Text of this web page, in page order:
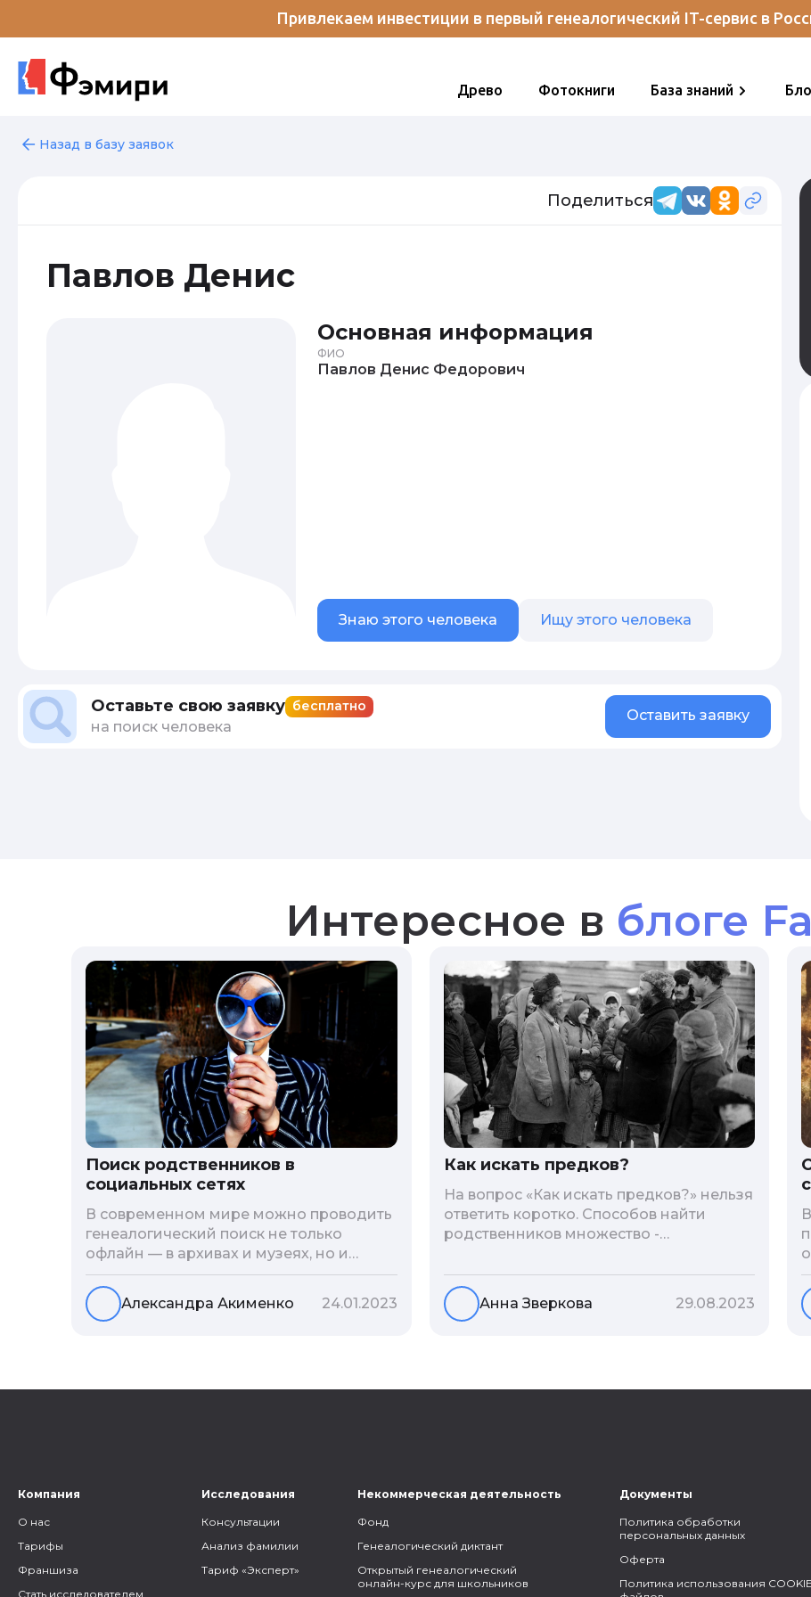
Привлекаем инвестиции в первый генеалогический IT-сервис в
Древо Фотокниги База знаний
Назад в базу заявок
Поделиться
Павлов Денис
Основная информация
ФИО
Павлов Денис Федорович
Знаю этого человека Ищу этого человека
Оставьте свою заявку бесплатно
на поиск человека
Оставить заявку
Интересное в блоге
Поиск родственников в
социальных сетях
В современном мире можно проводить
генеалогический поиск не только
офлайн — в архивах и музеях, но и
воспользоваться интернетом. Сегодня
мы расскажем вам как и в каких
социальных сетях можно провести
то, как грамотно построить с ними
Александра Акименко 24.01.2023
Как искать предков?
На вопрос «Как искать предков?» нельзя
ответить коротко. Способов найти
родственников множество -
социальные сети, ДНК-тесты, онлайн-
базы. Именно поэтому мы сделали для
вас подборку лучших статей блога
Анна Зверкова 29.08.2023
Компания
О нас
Тарифы
Франшиза
Стать исследователем
Исследования
Консультации
Анализ фамилии
Тариф «Эксперт»
Некоммерческая деятельность
Фонд
Генеалогический диктант
Открытый генеалогический
онлайн-курс для школьников
Документы
Политика обработки
персональных данных
Оферта
Политика использования